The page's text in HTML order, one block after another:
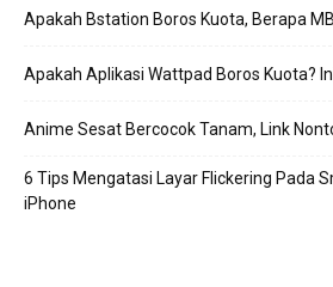
Apakah Bstation Boros Kuota, Berapa
Apakah Aplikasi Wattpad Boros Kuota?
Anime Sesat Bercocok Tanam, Link
6 Tips Mengatasi Layar Flickering Pada
iPhone